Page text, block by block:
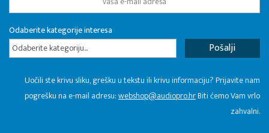
Odaberite kategorije interesa
Odaberite kategoriju...
Uočili ste krivu sliku, grešku u tekstu ili krivu informaciju? Prijavite nam
pogrešku na e-mail adresu:webshop@audiopro.hrBiti ćemo Vam vrlo
zahvalni.